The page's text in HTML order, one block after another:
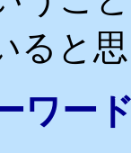
ると
ワー